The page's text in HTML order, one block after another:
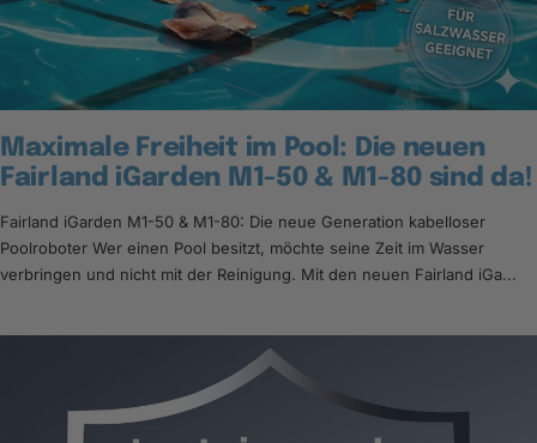
Maximale Freiheit im Pool: Die neuen
Fairland iGarden M1-50 & M1-80 sind da!
Fairland iGarden M1-50 & M1-80: Die neue Generation kabelloser
Poolroboter Wer einen Pool besitzt, möchte seine Zeit im Wasser
verbringen und nicht mit der Reinigung. Mit den neuen Fairland iGa...